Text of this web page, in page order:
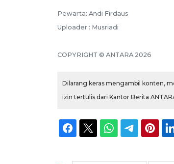
Pewarta: Andi Firdaus
Uploader : Musriadi
COPYRIGHT © ANTARA 2026
Dilarang keras mengambil konten,
izin tertulis dari Kantor Berita